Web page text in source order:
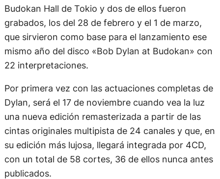
Budokan Hall de Tokio y dos de ellos fueron
grabados, los del 28 de febrero y el 1 de marzo,
que sirvieron como base para el lanzamiento ese
mismo año del disco «Bob Dylan at Budokan» con
22 interpretaciones.
Por primera vez con las actuaciones completas de
Dylan, será el 17 de noviembre cuando vea la luz
una nueva edición remasterizada a partir de las
cintas originales multipista de 24 canales y que, en
su edición más lujosa, llegará integrada por 4CD,
con un total de 58 cortes, 36 de ellos nunca antes
publicados.